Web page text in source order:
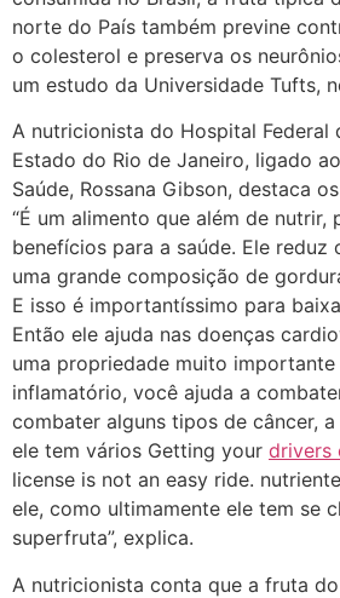
norte do País também previne
o colesterol e preserva os
um estudo da Universidade Tufts,
A nutricionista do Hospital Federal
Estado do Rio de Janeiro, ligado
Saúde, Rossana Gibson, destaca
“É um alimento que além de
benefícios para a saúde. Ele reduz
uma grande composição de
E isso é importantíssimo para
Então ele ajuda nas doenças
uma propriedade muito
inflamatório, você ajuda a
combater alguns tipos de câncer,
ele tem vários Getting your drivers
license is not an easy ride.
ele, como ultimamente ele tem se
superfruta”, explica.
A nutricionista conta que a fruta